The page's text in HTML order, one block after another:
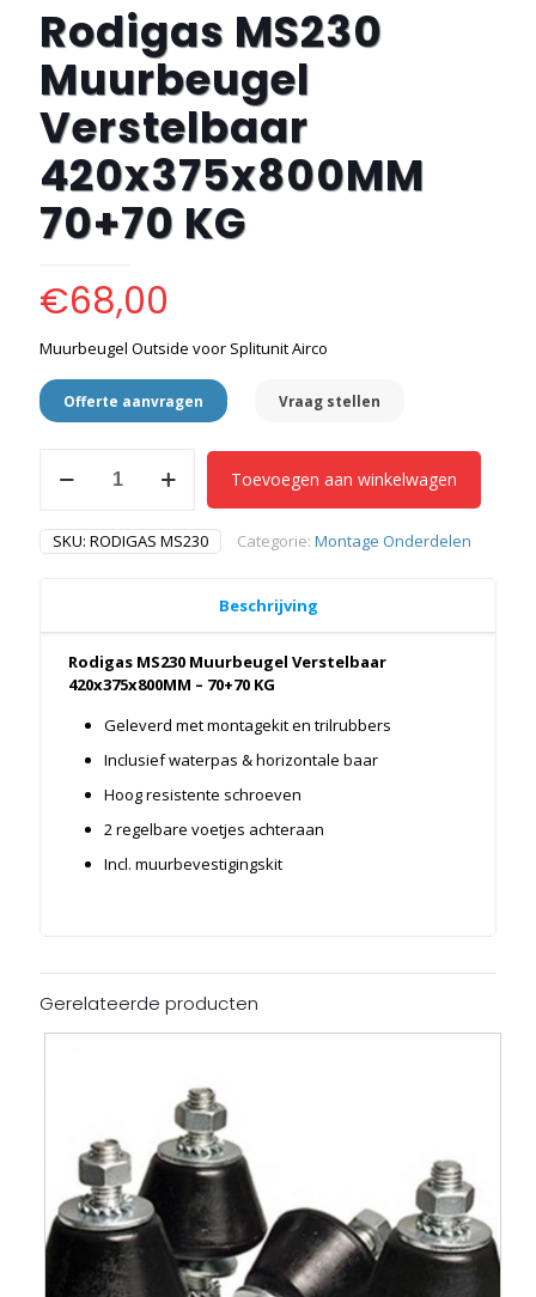
Rodigas MS230
Muurbeugel
Verstelbaar
420x375x800MM
70+70 KG
€68,00
Muurbeugel Outside voor Splitunit Airco
Offerte aanvragen Vraag stellen
MS230
Verstelbaar
420x375x800MM
Toevoegen aan winkelwagen
SKU: RODIGAS MS230 Categorie: Montage Onderdelen
Beschrijving
Rodigas MS230 Muurbeugel Verstelbaar
420x375x800MM – 70+70 KG
Geleverd met montagekit en trilrubbers
Inclusief waterpas & horizontale baar
Hoog resistente schroeven
2 regelbare voetjes achteraan
Incl. muurbevestigingskit
Gerelateerde producten